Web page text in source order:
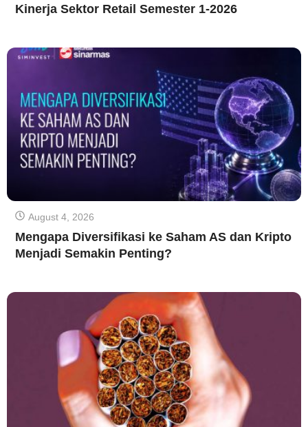
Kinerja Sektor Retail Semester 1-2026
August 4, 2026
Mengapa Diversifikasi ke Saham AS dan Kripto
Menjadi Semakin Penting?